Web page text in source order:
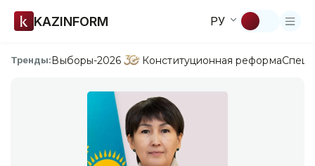
KAZINFORM РУ
Тренды:Выборы-2026 Конституционная реформа